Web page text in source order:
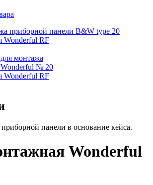
панели в основание кейса.
Wonderful